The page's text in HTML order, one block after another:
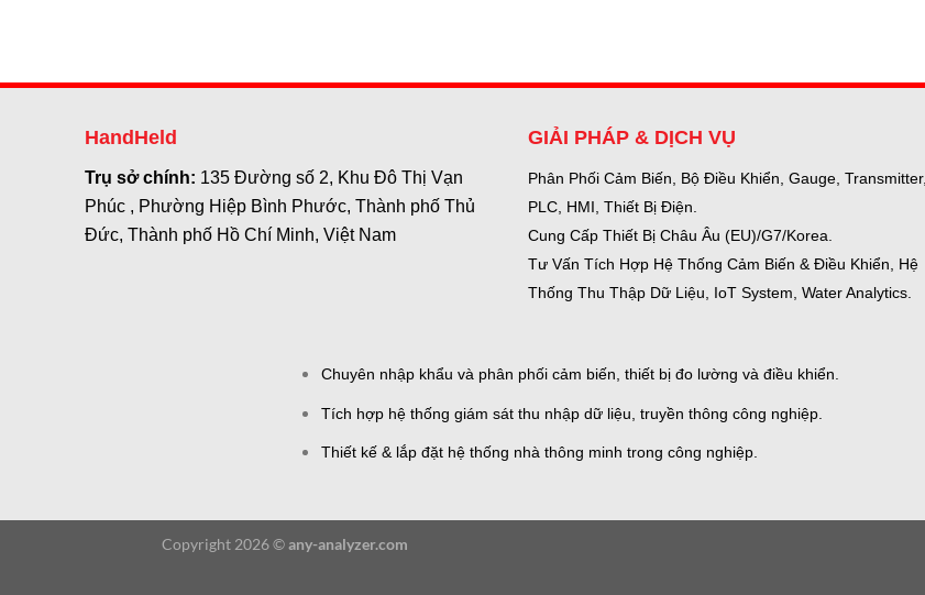
HandHeld
Trụ sở chính: 135 Đường số 2, Khu Đô Thị Vạn
Phúc , Phường Hiệp Bình Phước, Thành phố Thủ
Đức, Thành phố Hồ Chí Minh, Việt Nam
GIẢI PHÁP & DỊCH VỤ
Phân Phối Cảm Biến, Bộ Điều Khiển, Gauge, Transmitter,
PLC, HMI, Thiết Bị Điện.
Cung Cấp Thiết Bị Châu Âu (EU)/G7/Korea.
Tư Vấn Tích Hợp Hệ Thống Cảm Biến & Điều Khiển, Hệ
Thống Thu Thập Dữ Liệu, IoT System, Water Analytics.
Chuyên nhập khẩu và phân phối cảm biến, thiết bị đo lường và điều khiển.
Tích hợp hệ thống giám sát thu nhập dữ liệu, truyền thông công nghiệp.
Thiết kế & lắp đặt hệ thống nhà thông minh trong công nghiệp.
Copyright 2026 ©any-analyzer.com